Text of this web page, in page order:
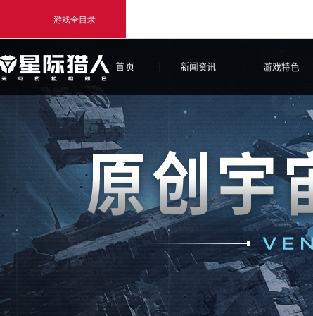
游戏全目录
网易游戏
游戏爱好者
我的足迹： 无尽的拉格朗日